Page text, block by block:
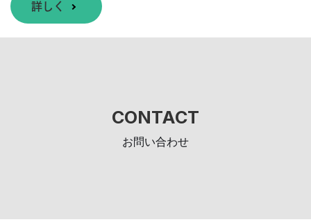
詳しく
CONTACT
お問い合わせ